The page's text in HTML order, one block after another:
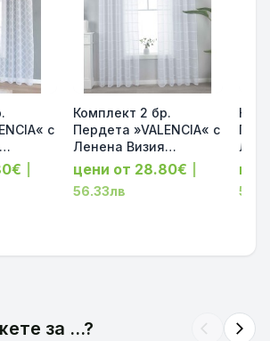
с
и
Комплект 2 бр.
Пердета »VALENCIA« с
Ленена Визия
прозрачни, за Релса и
Тръбен Корниз
245х145 код-2023400-
цени от 28.80€
56.33лв
за ...? arrow_back_ios arrow_forward_ios